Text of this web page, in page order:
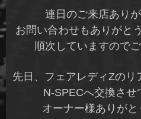
連日のご来店あり
お問い合わせもありがと
順次していますので
先日、フェアレディZのリ
N-SPECへ交換させ
オーナー様ありが